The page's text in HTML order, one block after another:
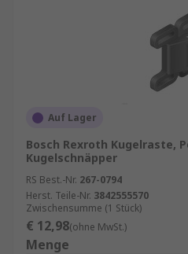
Auf Lager
Bosch Rexroth Kugelraste,
Kugelschnäpper
RS Best.-Nr. 267-0794
Herst. Teile-Nr. 3842555570
Zwischensumme (1 Stück)
€ 12,98(ohne MwSt.)
Menge